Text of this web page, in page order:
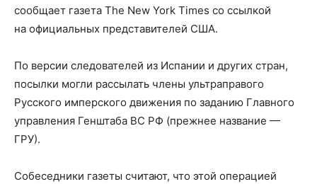
сообщает газета The New York Times со ссылкой
на официальных представителей США.
По версии следователей из Испании и других стран,
посылки могли рассылать члены ультраправого
Русского имперского движения по заданию Главного
управления Генштаба ВС РФ (прежнее название —
ГРУ).
Собеседники газеты считают, что этой операцией